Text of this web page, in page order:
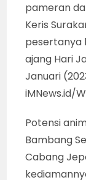
pameran
Keris
pesertanya
ajang Hari
Januari
iMNews.id/
Potensi
Bambang
Cabang